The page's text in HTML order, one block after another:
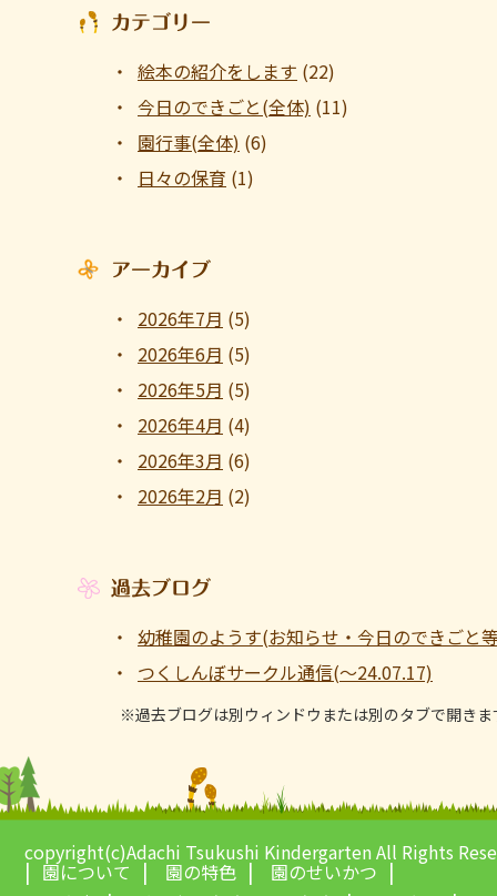
カテゴリー
絵本の紹介をします (22)
今日のできごと(全体) (11)
園行事(全体) (6)
日々の保育 (1)
アーカイブ
2026年7月 (5)
2026年6月 (5)
2026年5月 (5)
2026年4月 (4)
2026年3月 (6)
2026年2月 (2)
過去ブログ
幼稚園のようす(お知らせ・今日のできご
つくしんぼサークル通信(～24.07.17)
※過去ブログは別ウィンドウまたは別のタブで開きま
copyright(c)Adachi Tsukushi Kindergarten All Rights
園について 園の特色
園のせいかつ